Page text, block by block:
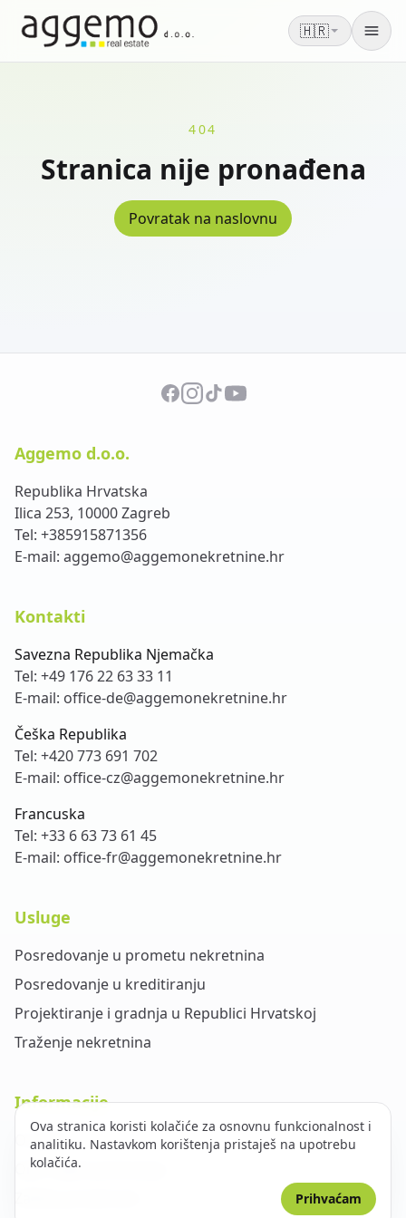
🇭🇷
404
Stranica nije pronađena
Povratak na naslovnu
Aggemo d.o.o.
Republika Hrvatska
Ilica 253, 10000 Zagreb
Tel: +385915871356
E-mail: aggemo@aggemonekretnine.hr
Kontakti
Savezna Republika Njemačka
Tel: +49 176 22 63 33 11
E-mail: office-de@aggemonekretnine.hr
Češka Republika
Tel: +420 773 691 702
E-mail: office-cz@aggemonekretnine.hr
Francuska
Tel: +33 6 63 73 61 45
E-mail: office-fr@aggemonekretnine.hr
Usluge
Posredovanje u prometu nekretnina
Posredovanje u kreditiranju
Projektiranje i gradnja u Republici Hrvatskoj
Traženje nekretnina
Informacije
O nama
Opći uvjeti poslovanja
Ova stranica koristi kolačiće za osnovnu funkcionalnost i
analitiku. Nastavkom korištenja pristaješ na upotrebu
kolačića.
Prihvaćam